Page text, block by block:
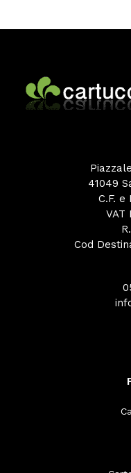
41049
C.F. e
VAT
Cod